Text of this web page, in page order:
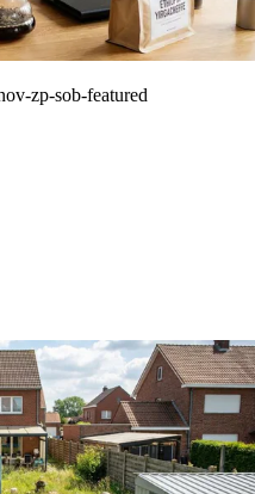
zp-sob-featured